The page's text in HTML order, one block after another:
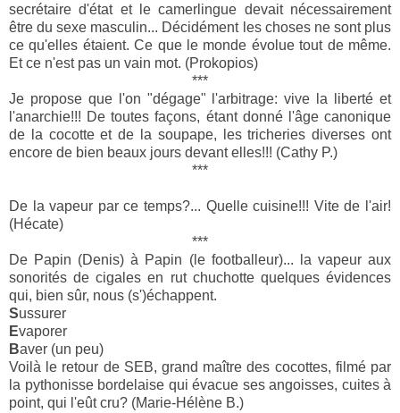
secrétaire d'état et le camerlingue devait nécessairement
être du sexe masculin... Décidément les choses ne sont plus
ce qu'elles étaient. Ce que le monde évolue tout de même.
Et ce n'est pas un vain mot. (Prokopios)
***
Je propose que l'on "dégage" l'arbitrage: vive la liberté et
l'anarchie!!! De toutes façons, étant donné l'âge canonique
de la cocotte et de la soupape, les tricheries diverses ont
encore de bien beaux jours devant elles!!! (Cathy P.)
***
De la vapeur par ce temps?... Quelle cuisine!!! Vite de l'air!
(Hécate)
***
De Papin (Denis) à Papin (le footballeur)... la vapeur aux
sonorités de cigales en rut chuchotte quelques évidences
qui, bien sûr, nous (s')échappent.
Sussurer
Evaporer
Baver (un peu)
Voilà le retour de SEB, grand maître des cocottes, filmé par
la pythonisse bordelaise qui évacue ses angoisses, cuites à
point, qui l'eût cru? (Marie-Hélène B.)